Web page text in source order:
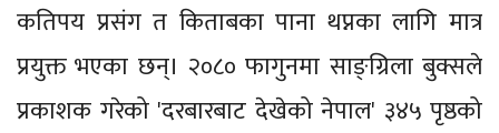
कतिपय प्रसंग त किताबका पाना थप्नका लागि मात्र
प्रयुक्त भएका छन्। २०८० फागुनमा साङ्ग्रिला बुक्सले
प्रकाशक गरेको 'दरबारबाट देखेको नेपाल' ३४५ पृष्ठको